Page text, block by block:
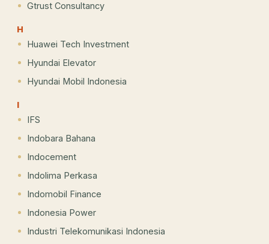
Gtrust Consultancy
H
Huawei Tech Investment
Hyundai Elevator
Hyundai Mobil Indonesia
I
IFS
Indobara Bahana
Indocement
Indolima Perkasa
Indomobil Finance
Indonesia Power
Industri Telekomunikasi Indonesia